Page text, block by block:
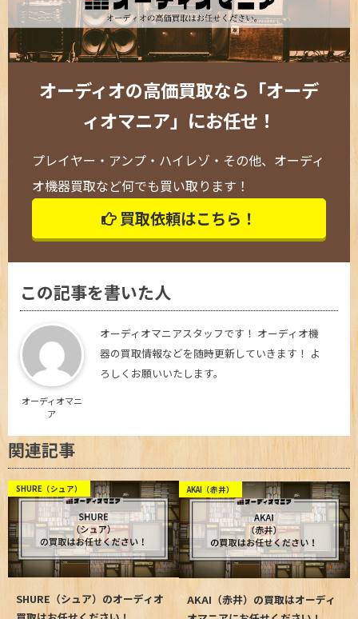
オーディオの高価買取なら「オーデ
ィオマニア」にお任せ！
プレイヤー・アンプ・ハイレゾ・その他、オーディ
オ機器買取など何でも買い取ります！
買取依頼はこちら！
この記事を書いた人
オーディオマニ
ア
オーディオマニアスタッフです！ オーディオ機
器の買取情報などを随時更新していきます！ よ
ろしくお願いいたします。
関連記事
SHURE（シュア）
SHURE（シュア）のオーディオ
AKAI（赤井）
AKAI（赤井）の買取はオーディ